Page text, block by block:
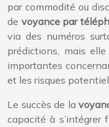
par commodité ou
de voyance par
via des numéros
prédictions, mais
importantes
et les risques
Le succès de la
capacité à s’intégrer